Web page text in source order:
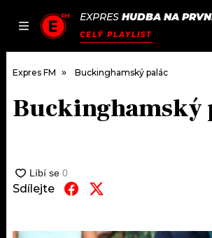
EXPRES HUDBA NA
CELÝ PLAYLIST
DOMŮ
AKTUÁLNĚ
PODCASTY
Expres FM Buckinghamský palác
Buckinghamský
Sdílejte